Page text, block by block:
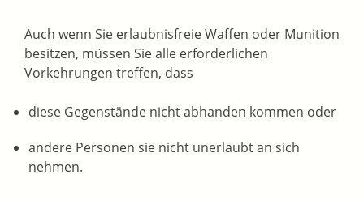
Auch wenn Sie erlaubnisfreie Waffen oder Munition
besitzen, müssen Sie alle erforderlichen
Vorkehrungen treffen, dass
diese Gegenstände nicht abhanden kommen oder
andere Personen sie nicht unerlaubt an sich
nehmen.